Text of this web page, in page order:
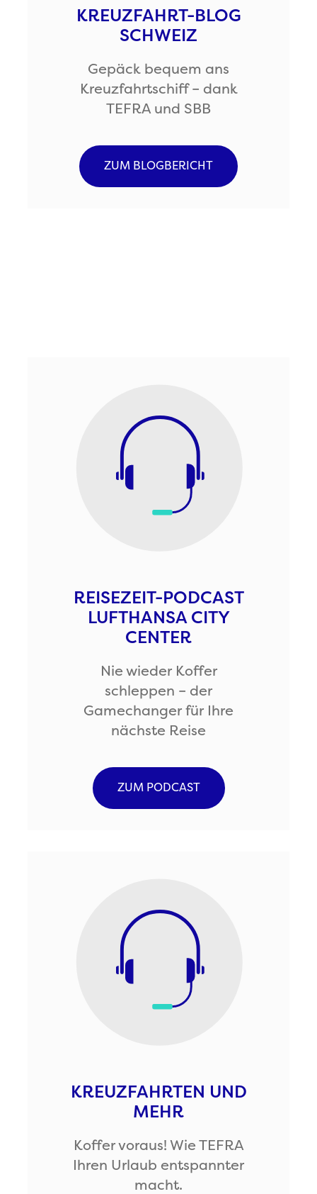
KREUZFAHRT-BLOG
SCHWEIZ
Gepäck bequem ans
Kreuzfahrtschiff – dank
TEFRA und SBB
ZUM BLOGBERICHT
REISEZEIT-PODCAST
LUFTHANSA CITY
CENTER
Nie wieder Koffer
schleppen – der
Gamechanger für Ihre
nächste Reise
ZUM PODCAST
KREUZFAHRTEN UND
MEHR
Koffer voraus! Wie TEFRA
Ihren Urlaub entspannter
macht.